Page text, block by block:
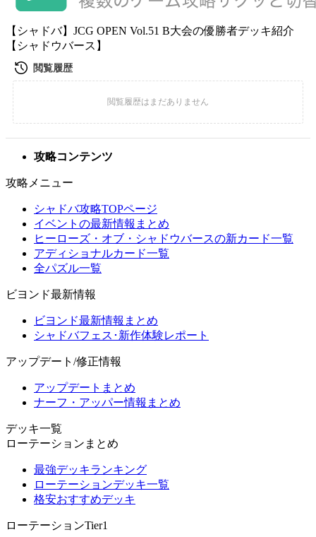
【シャドバ】JCG OPEN Vol.51 B大会の優勝者デッキ紹介
【シャドウバース】
攻略コンテンツ
攻略メニュー
シャドバ攻略TOPページ
イベントの最新情報まとめ
ヒーローズ・オブ・シャドウバースの新カード一覧
アディショナルカード一覧
全パズル一覧
ビヨンド最新情報
ビヨンド最新情報まとめ
シャドバフェス･新作体験レポート
アップデート/修正情報
アップデートまとめ
ナーフ・アッパー情報まとめ
デッキ一覧
ローテーションまとめ
最強デッキランキング
ローテーションデッキ一覧
格安おすすめデッキ
ローテーションTier1